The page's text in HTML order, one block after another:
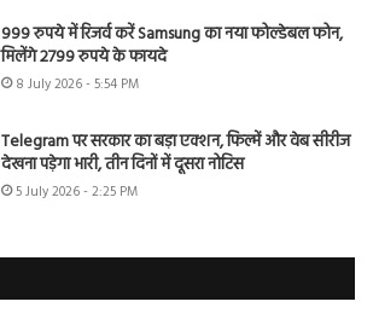
999 रुपये में रिजर्व करें Samsung का नया फोल्डेबल फोन,
मिलेंगे 2799 रुपये के फायदे
8 July 2026 - 5:54 PM
Telegram पर सरकार का बड़ा एक्शन, फिल्में और वेब सीरीज
देखना पड़ेगा भारी, तीन दिनों में दूसरा नोटिस
5 July 2026 - 2:25 PM